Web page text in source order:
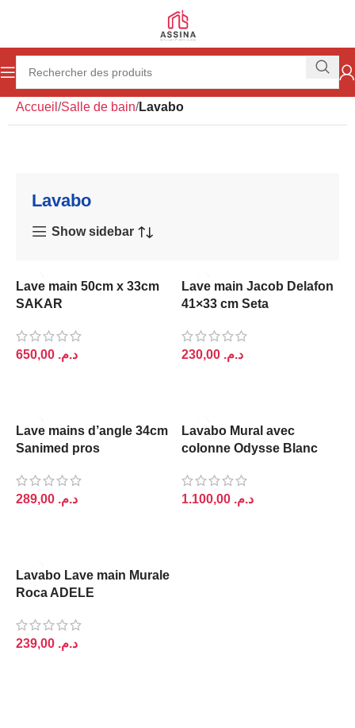
Accueil Salle de bain Lavabo
Lavabo
Show sidebar
Lave main 50cm x 33cm
SAKAR
د.م.
Lave main Jacob Delafon
41×33 cm Seta
د.م.
Lave mains d’angle 34cm
Sanimed pros
د.م.
Lavabo Mural avec
colonne Odysse Blanc
د.م.
Lavabo Lave main Murale
Roca ADELE
د.م.